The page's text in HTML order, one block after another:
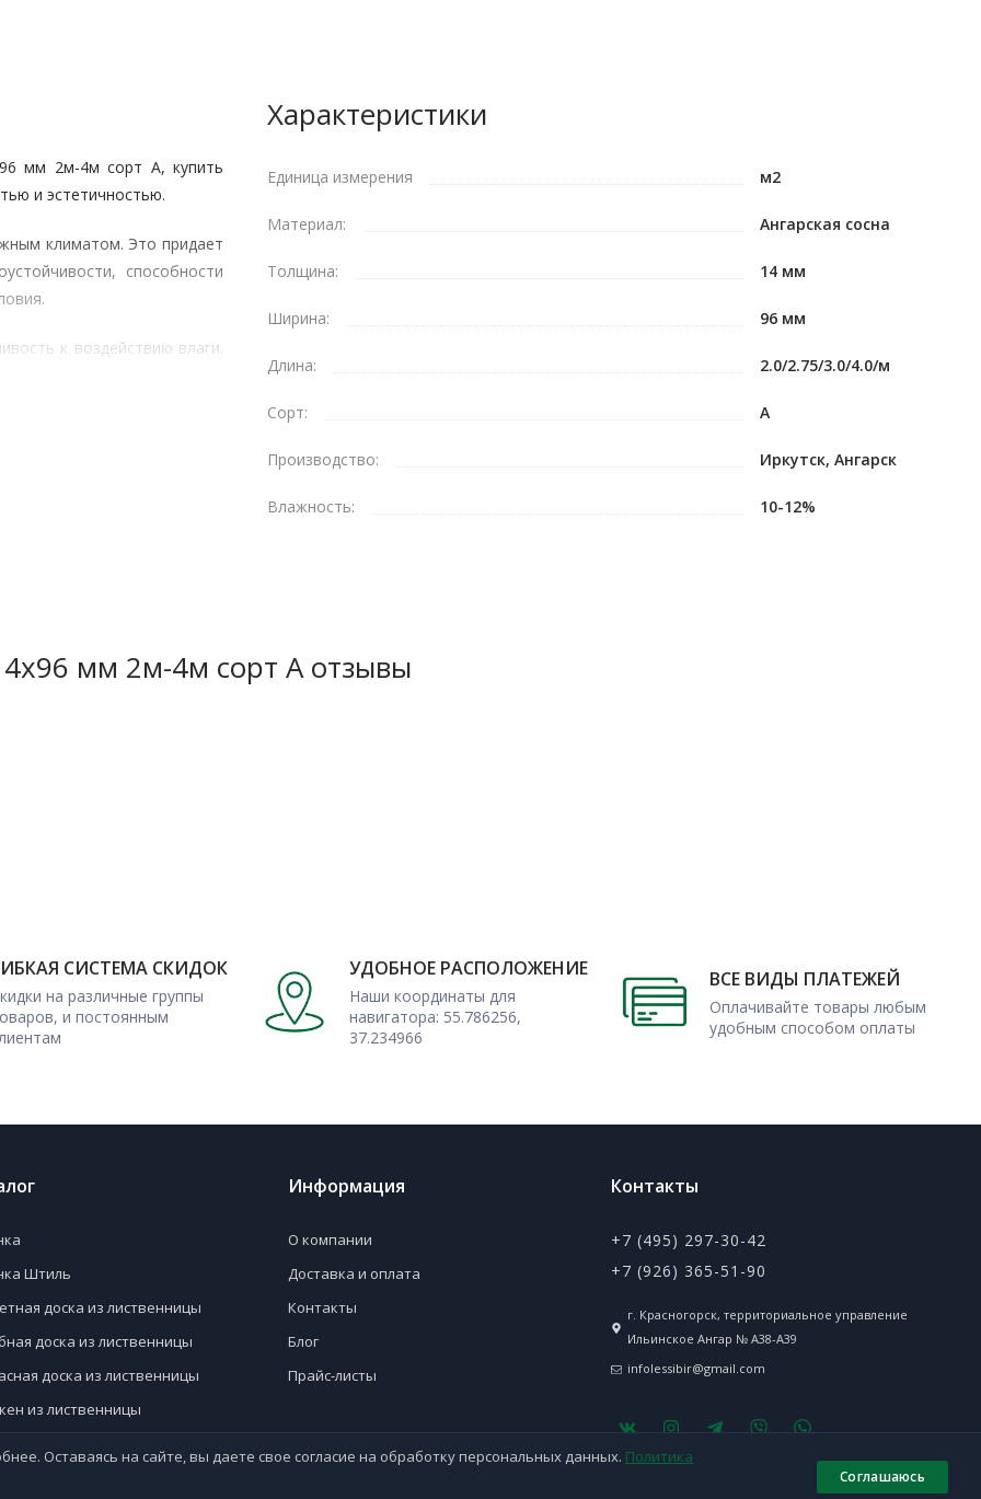
мм 2м-4м сорт А, купить
и эстетичностью.
климатом. Это придает
способности
к воздействию влаги.
же защищают древесину
обшивка каркасов и
самостоятельные
Характеристики
Единица измерения м2
Материал: Ангарская сосна
Толщина: 14 мм
Ширина: 96 мм
Длина: 2.0/2.75/3.0/4.0/м
Сорт: А
Производство: Иркутск, Ангарск
Влажность: 10-12%
мм 2м-4м сорт А отзывы
СИСТЕМА СКИДОК
на различные группы
и постоянным
УДОБНОЕ РАСПОЛОЖЕНИЕ
Наши координаты для
навигатора: 55.786256,
37.234966
ВСЕ ВИДЫ ПЛАТЕЖЕЙ
Оплачивайте товары любым
удобным способом оплаты
Штиль
доска из лиственницы
доска из лиственницы
доска из лиственницы
из лиственницы
Информация
О компании
Доставка и оплата
Контакты
Блог
Прайс-листы
Контакты
+7 (495) 297-30-42
+7 (926) 365-51-90
г. Красногорск, территориальное управление
Ильинское Ангар № А38-А39
infolessibir@gmail.com
Оставаясь на сайте, вы даете свое согласие на обработку персональных данных. Политика
Соглашаюсь